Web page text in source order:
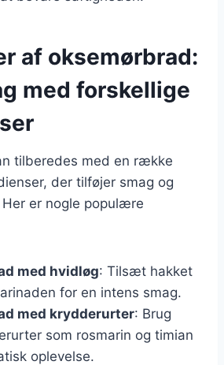
af oksemørbrad:
med forskellige
tilberedes med en række
der tilføjer smag og
er nogle populære
med hvidløg: Tilsæt hakket
for en intens smag.
med krydderurter: Brug
som rosmarin og timian
oplevelse.